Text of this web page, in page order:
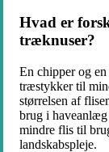
Hvad er
træknuser?
En chipper og
træstykker til
størrelsen af
brug i
mindre flis til
landskabspleje.